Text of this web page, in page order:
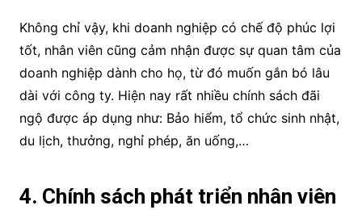
Không chỉ vậy, khi doanh nghiệp có chế độ phúc lợi
tốt, nhân viên cũng cảm nhận được sự quan tâm của
doanh nghiệp dành cho họ, từ đó muốn gắn bó lâu
dài với công ty. Hiện nay rất nhiều chính sách đãi
ngộ được áp dụng như: Bảo hiểm, tổ chức sinh nhật,
du lịch, thưởng, nghỉ phép, ăn uống,…
4. Chính sách phát triển nhân viên